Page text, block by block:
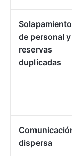
de personal y
reservas
duplicadas
dispersa